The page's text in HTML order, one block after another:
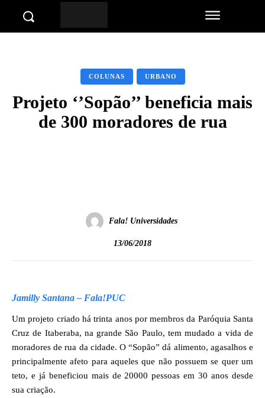
COLUNAS URBANO
Projeto ‘’Sopão’’ beneficia mais
de 300 moradores de rua
Fala! Universidades
13/06/2018
Jamilly Santana – Fala!PUC
Um projeto criado há trinta anos por membros da Paróquia Santa
Cruz de Itaberaba, na grande São Paulo, tem mudado a vida de
moradores de rua da cidade. O “Sopão” dá alimento, agasalhos e
principalmente afeto para aqueles que não possuem se quer um
teto, e já beneficiou mais de 20000 pessoas em 30 anos desde
sua criação.